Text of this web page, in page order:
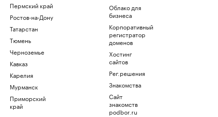
Пермский край
Ростов-на-Дону
Татарстан
Тюмень
Черноземье
Кавказ
Карелия
Мурманск
Приморский
край
Облако для
бизнеса
Корпоративный
регистратор
доменов
Хостинг
сайтов
Рег.решения
Знакомства
Сайт
знакомств
podbor.ru